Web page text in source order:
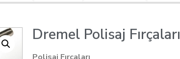
Dremel Polisaj Fırçaları